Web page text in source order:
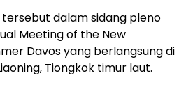
dalam sidang pleno
Meeting of the New
Davos yang berlangsung di
Tiongkok timur laut.